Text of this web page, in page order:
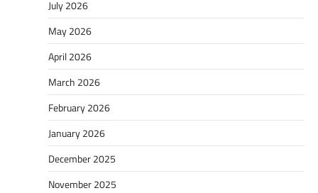
July 2026
May 2026
April 2026
March 2026
February 2026
January 2026
December 2025
November 2025